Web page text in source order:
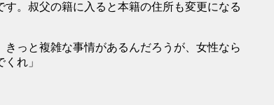
。叔父の籍に入ると本籍の住所も変更になる
っと複雑な事情があるんだろうが、女性なら
れ」